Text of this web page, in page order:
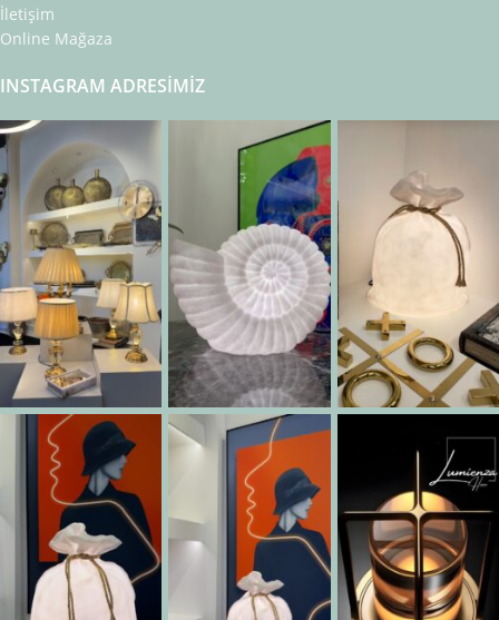
İletişim
Online Mağaza
INSTAGRAM ADRESIMIZ